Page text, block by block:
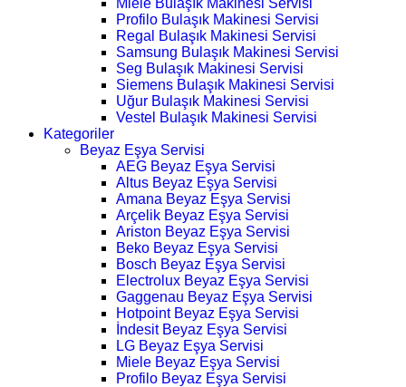
Profilo Bulaşık Makinesi Servisi
Regal Bulaşık Makinesi Servisi
Samsung Bulaşık Makinesi Servisi
Seg Bulaşık Makinesi Servisi
Siemens Bulaşık Makinesi Servisi
Uğur Bulaşık Makinesi Servisi
Vestel Bulaşık Makinesi Servisi
Kategoriler
Beyaz Eşya Servisi
AEG Beyaz Eşya Servisi
Altus Beyaz Eşya Servisi
Amana Beyaz Eşya Servisi
Arçelik Beyaz Eşya Servisi
Ariston Beyaz Eşya Servisi
Beko Beyaz Eşya Servisi
Bosch Beyaz Eşya Servisi
Electrolux Beyaz Eşya Servisi
Gaggenau Beyaz Eşya Servisi
Hotpoint Beyaz Eşya Servisi
İndesit Beyaz Eşya Servisi
LG Beyaz Eşya Servisi
Miele Beyaz Eşya Servisi
Profilo Beyaz Eşya Servisi